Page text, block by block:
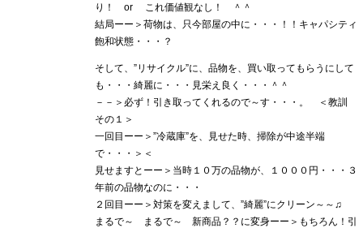
り！ or これ価値観なし！ ＾＾
結局ーー＞荷物は、只今部屋の中に・・・！！キャパシティ
飽和状態・・・？
そして、”リサイクル”に、品物を、買い取ってもらうにして
も・・・綺麗に・・・見栄え良く・・・＾＾
－－＞必ず！引き取ってくれるので～す・・・。 ＜教訓
その１＞
一回目ーー＞”冷蔵庫”を、見せた時、掃除が中途半端
で・・・＞＜
見せますとーー＞当時１０万の品物が、１０００円・・・３
年前の品物なのに・・・
２回目ーー＞対策を変えまして、”綺麗”にクリーン～～♫
まるで～ まるで～ 新商品？？に変身ーー＞もちろん！引